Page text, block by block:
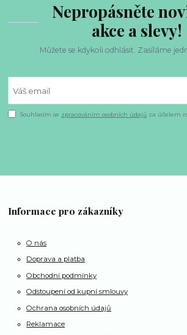
Nepropásněte
akce a slevy!
Můžete se kdykoli odhlásit. Zasíláme
Souhlasím se zpracováním osobních údajů za účelem
Informace pro zákazníky
O nás
Doprava a platba
Obchodní podmínky
Odstoupení od kupní smlouvy
Ochrana osobních údajů
Reklamace